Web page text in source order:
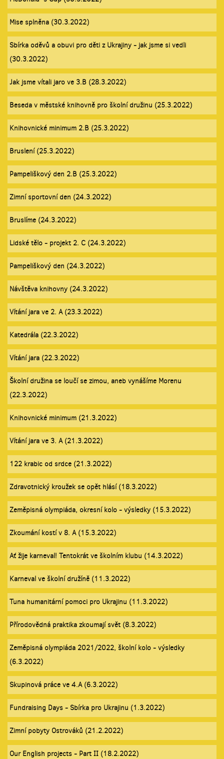
Mise splněna (30.3.2022)
Sbírka oděvů a obuvi pro děti z Ukrajiny - jak jsme si vedli
(30.3.2022)
Jak jsme vítali jaro ve 3.B (28.3.2022)
Beseda v městské knihovně pro školní družinu (25.3.2022)
Knihovnické minimum 2.B (25.3.2022)
Bruslení (25.3.2022)
Pampeliškový den 2.B (25.3.2022)
Zimní sportovní den (24.3.2022)
Bruslíme (24.3.2022)
Lidské tělo - projekt 2. C (24.3.2022)
Pampeliškový den (24.3.2022)
Návštěva knihovny (24.3.2022)
Vítání jara ve 2. A (23.3.2022)
Katedrála (22.3.2022)
Vítání jara (22.3.2022)
Školní družina se loučí se zimou, aneb vynášíme Morenu
(22.3.2022)
Knihovnické minimum (21.3.2022)
Vítání jara ve 3. A (21.3.2022)
122 krabic od srdce (21.3.2022)
Zdravotnický kroužek se opět hlásí (18.3.2022)
Zeměpisná olympiáda, okresní kolo - výsledky (15.3.2022)
Zkoumání kostí v 8. A (15.3.2022)
Ať žije karneval! Tentokrát ve školním klubu (14.3.2022)
Karneval ve školní družíně (11.3.2022)
Tuna humanitární pomoci pro Ukrajinu (11.3.2022)
Přírodovědná praktika zkoumají svět (8.3.2022)
Zeměpisná olympiáda 2021/2022, školní kolo - výsledky
(6.3.2022)
Skupinová práce ve 4.A (6.3.2022)
Fundraising Days - Sbírka pro Ukrajinu (1.3.2022)
Zimní pobyty Ostrováků (21.2.2022)
Our English projects - Part II (18.2.2022)